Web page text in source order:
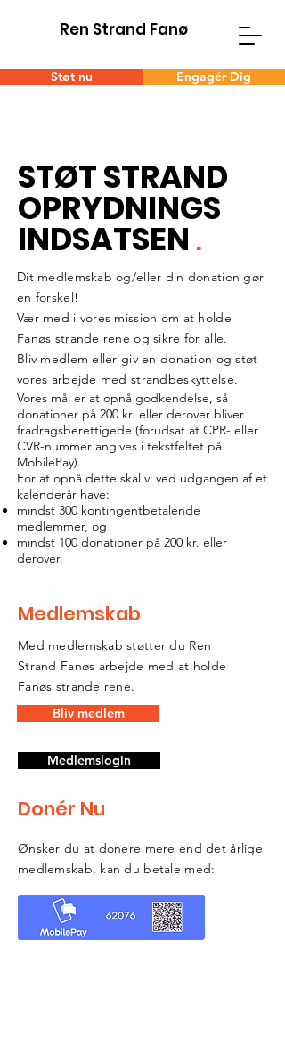
Ren Strand Fanø
Støt nu Engagér Dig
STØT STRAND
OPRYDNINGS
INDSATSEN .
Dit medlemskab og/eller din donation gør
en forskel!
Vær med i vores mission om at holde
Fanøs strande rene og sikre for alle.
Bliv medlem eller giv en donation og støt
vores arbejde med strandbeskyttelse.
Vores mål er at opnå godkendelse, så
donationer på 200 kr. eller derover bliver
fradragsberettigede (forudsat at CPR- eller
CVR-nummer angives i tekstfeltet på
MobilePay).
For at opnå dette skal vi ved udgangen af et
kalenderår have:
mindst 300 kontingentbetalende
medlemmer, og
mindst 100 donationer på 200 kr. eller
derover.
Medlemskab
Med medlemskab støtter du Ren
Strand Fanøs arbejde med at holde
Fanøs strande rene.
Bliv medlem
Medlemslogin
Donér Nu
Ønsker du at donere mere end det årlige
medlemskab, kan du betale med: